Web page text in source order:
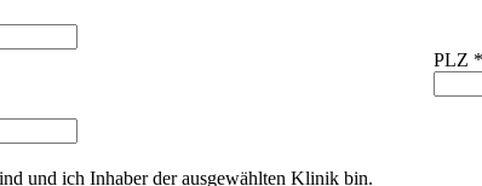
PLZ *
und ich Inhaber der ausgewählten Klinik bin.